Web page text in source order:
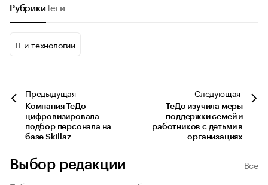
Рубрики Теги
IT и технологии
Предыдущая
Компания ТеДо
цифровизировала
подбор персонала на
базе Skillaz
Следующая
ТеДо изучила меры
поддержки семей и
работников с детьми в
организациях
Выбор редакции
Все